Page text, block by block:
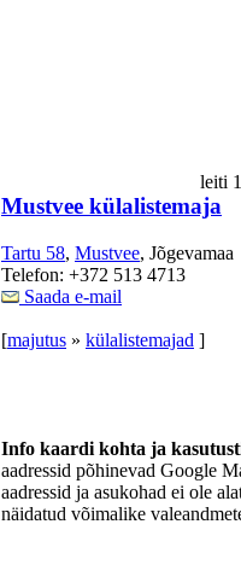
leiti
Mustvee külalistemaja
Tartu 58, Mustvee, Jõgevamaa
Telefon: +372 513 4713
Saada e-mail
[majutus » külalistemajad ]
Info kaardi kohta ja
aadressid põhinevad Google
aadressid ja asukohad ei ole
näidatud võimalike